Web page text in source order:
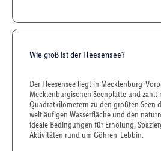
Wie groß ist der Fleesensee?
Der Fleesensee liegt in Mecklenburg-
Mecklenburgischen Seenplatte und zählt
Quadratkilometern zu den größten Seen
weitläufigen Wasserfläche und den
ideale Bedingungen für Erholung,
Aktivitäten rund um Göhren-Lebbin.